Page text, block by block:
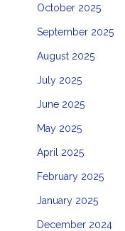
October 2025
September 2025
August 2025
July 2025
June 2025
May 2025
April 2025
February 2025
January 2025
December 2024